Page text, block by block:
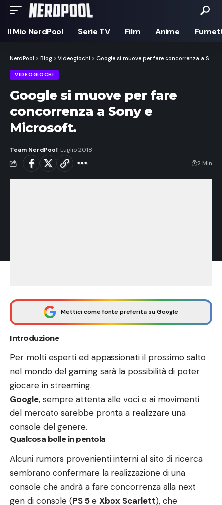
Il Mio NerdPool Serie TV Film Anime
NerdPool > Blog > Videogiochi > Google si muove per fare concorrenza a Sony e Microsoft.
VIDEOGIOCHI
Google si muove per fare
concorrenza a Sony e
Microsoft.
Team NerdPool1 Luglio 2018
2 Min
Mettici come fonte preferita su Google
Introduzione
Per molti esperti ed appassionati il prossimo salto
nel mondo del gaming sarà la possibilità di poter
giocare in streaming.
Google, sempre attenta alle voci e ai movimenti
del mercato sarebbe pronta a realizzare una
console del genere.
Qualcosa bolle in pentola
Alcuni rumors provenienti interni al sito di ricerca
sembrano confermare la realizzazione di una
console che andrà a fare concorrenza alla next
gen di console (PS 5e Xbox Scarlett), che